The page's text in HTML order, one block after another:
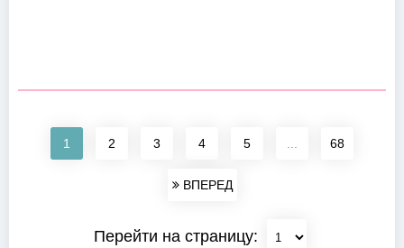
1 2 3 4 5 68
ВПЕРЕД
Перейти на страницу: